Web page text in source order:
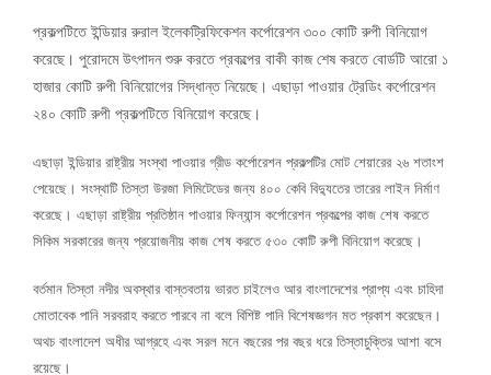
প্রকল্পটিতে ইন্ডিয়ার রুরাল ইলেকট্রিফিকেশন কর্পোরেশন ৩০০ কোটি রুপী বিনিয়োগ
করেছে। পুরোদমে উৎপাদন শুরু করতে প্রকল্পের বাকী কাজ শেষ করতে বোর্ডটি আরো ১
হাজার কোটি ‍রুপী বিনিয়োগের সিদ্ধান্ত নিয়েছে। এছাড়া পাওয়ার ট্রেডিং কর্পোরেশন
২৪০ কোটি রুপী প্রকল্পটিতে বিনিয়োগ করেছে।
এছাড়া ইন্ডিয়ার রাষ্ট্রীয় সংস্থা পাওয়ার গ্রীড কর্পোরেশন প্রকল্পটির মোট শেয়ারের ২৬ শতাংশ
পেয়েছে। সংস্থাটি তিস্তা উরজা লিমিটেডের জন্য ৪০০ কেবি বিদ্যুতের তারের লাইন নির্মাণ
করেছে। এছাড়া রাষ্ট্রীয় প্রতিষ্ঠান পাওয়ার ফিন্যান্স কর্পোরেশন প্রকল্পের কাজ শেষ করতে
সিকিম সরকারের জন্য প্রয়োজনীয় কাজ শেষ করতে ৫৩০ কোটি ‍রুপী বিনিয়োগ করেছে।
বর্তমান তিস্তা নদীর অবস্থার বাস্তবতায় ভারত চাইলেও আর বাংলাদেশের প্রাপ্য এবং চাহিদা
মোতাবেক পানি সরবরাহ করতে পারবে না বলে বিশিষ্ট পানি বিশেষজ্ঞগন মত প্রকাশ করেছেন।
অথচ বাংলাদেশ অধীর আগ্রহে এবং সরল মনে বছরের পর বছর ধরে তিস্তাচুক্তির আশা বসে
রয়েছে।